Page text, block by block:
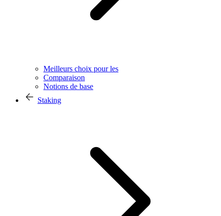
Meilleurs choix pour les
Comparaison
Notions de base
Staking